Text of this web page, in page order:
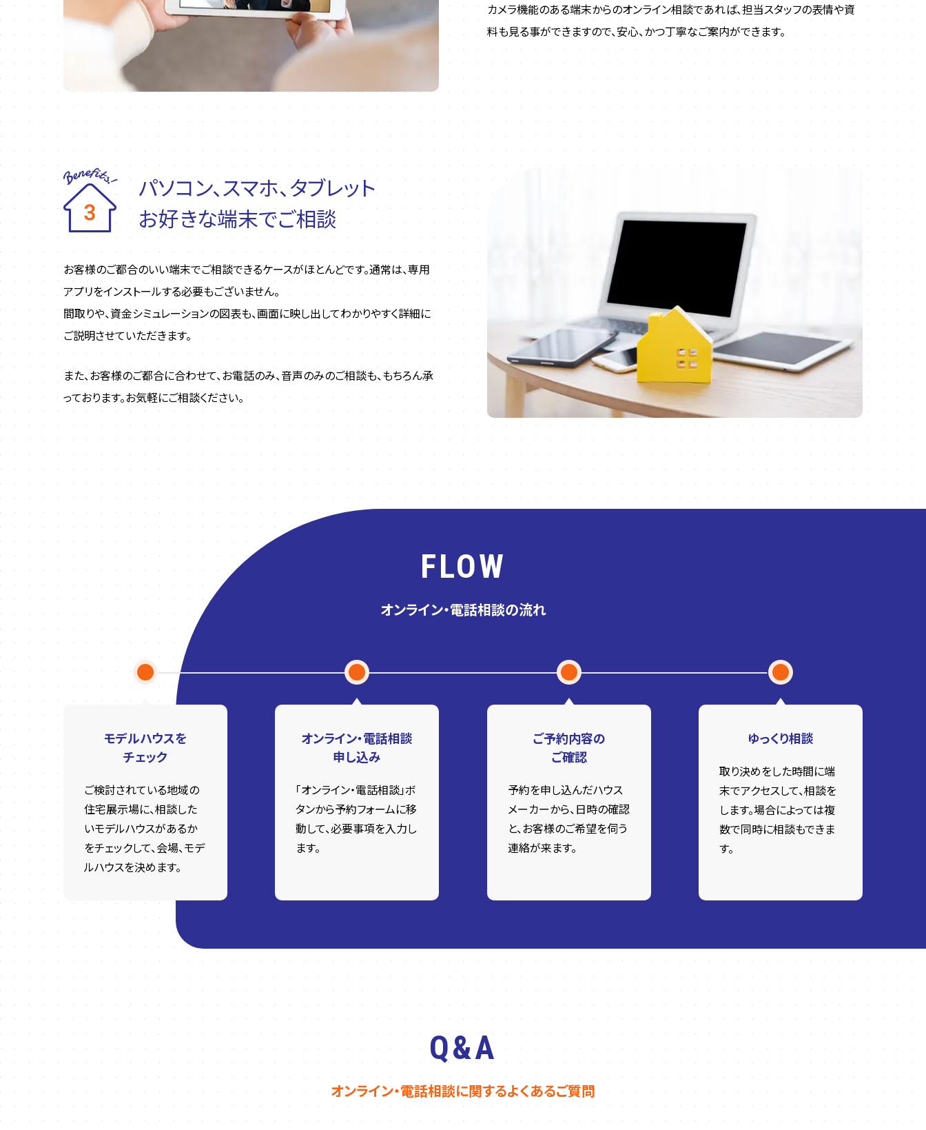
カメラ機能のある端末からのオンライン相談であれば、担当スタッフの表情や資
料も見る事ができますので、安心、かつ丁寧なご案内ができます。
パソコン、スマホ、タブレット
お好きな端末でご相談
お客様のご都合のいい端末でご相談できるケースがほとんどです。通常は、専用
アプリをインストールする必要もございません。
間取りや、資金シミュレーションの図表も、画面に映し出してわかりやすく詳細に
ご説明させていただきます。
また、お客様のご都合に合わせて、お電話のみ、音声のみのご相談も、もちろん承
っております。お気軽にご相談ください。
FLOW
オンライン・電話相談の流れ
モデルハウスを
チェック
ご検討されている地域の
住宅展示場に、相談した
いモデルハウスがあるか
をチェックして、会場、モデ
ルハウスを決めます。
オンライン・電話相談
申し込み
「オンライン・電話相談」ボ
タンから予約フォームに移
動して、必要事項を入力し
ます。
ご予約内容の
ご確認
予約を申し込んだハウス
メーカーから、日時の確認
と、お客様のご希望を伺う
連絡が来ます。
ゆっくり相談
取り決めをした時間に端
末でアクセスして、相談を
します。場合によっては複
数で同時に相談もできま
す。
Q&A
オンライン・電話相談に関するよくあるご質問